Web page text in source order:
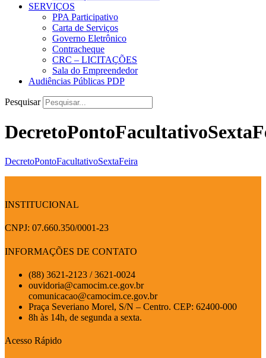
SERVIÇOS
PPA Participativo
Carta de Serviços
Governo Eletrônico
Contracheque
CRC – LICITAÇÕES
Sala do Empreendedor
Audiências Públicas PDP
Pesquisar
DecretoPontoFacultativoSextaFeira
INSTITUCIONAL
CNPJ: 07.660.350/0001-23
INFORMAÇÕES DE CONTATO
(88) 3621-2123 / 3621-0024
ouvidoria@camocim.ce.gov.br
comunicacao@camocim.ce.gov.br
Praça Severiano Morel, S/N – Centro. CEP: 62400-000
8h às 14h, de segunda a sexta.
Acesso Rápido